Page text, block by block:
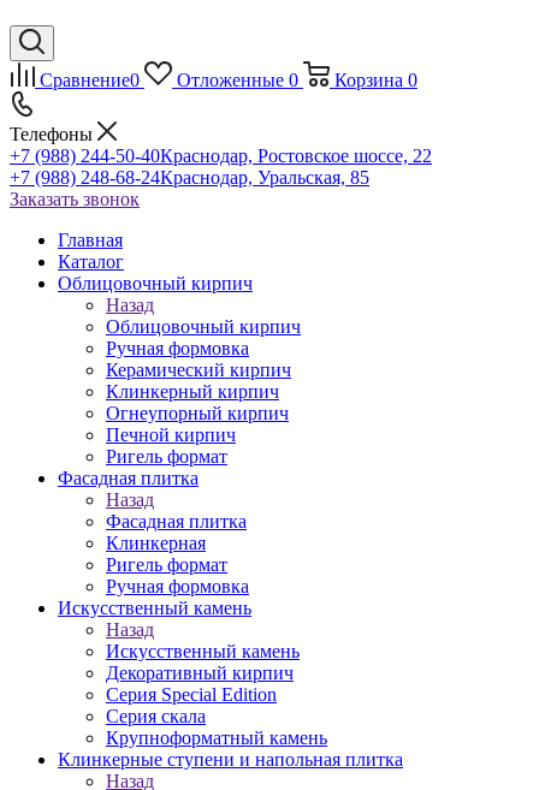
Сравнение0 Отложенные 0 Корзина 0
Телефоны
+7 (988) 244-50-40Краснодар, Ростовское шоссе, 22
+7 (988) 248-68-24Краснодар, Уральская, 85
Заказать звонок
Главная
Каталог
Облицовочный кирпич
Назад
Облицовочный кирпич
Ручная формовка
Керамический кирпич
Клинкерный кирпич
Огнеупорный кирпич
Печной кирпич
Ригель формат
Фасадная плитка
Назад
Фасадная плитка
Клинкерная
Ригель формат
Ручная формовка
Искусственный камень
Назад
Искусственный камень
Декоративный кирпич
Серия Special Edition
Серия скала
Крупноформатный камень
Клинкерные ступени и напольная плитка
Назад